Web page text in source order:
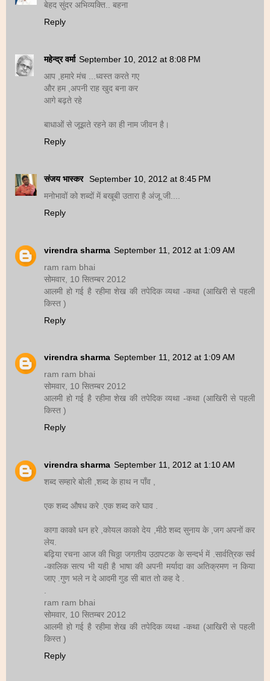
बेहद सुंदर अभिव्यक्ति.. बहना
Reply
महेन्‍द्र वर्मा September 10, 2012 at 8:08 PM
आप ,हमारे मंच ...ध्वस्त करते गए
और हम ,अपनी राह खुद बना कर
आगे बढ़ते रहे
बाधाओं से जूझते रहने का ही नाम जीवन है।
Reply
संजय भास्‍कर September 10, 2012 at 8:45 PM
मनोभावों को शब्दों में बखूबी उतारा है अंजू जी....
Reply
virendra sharma September 11, 2012 at 1:09 AM
ram ram bhai
सोमवार, 10 सितम्बर 2012
आलमी हो गई है रहीमा शेख की तपेदिक व्यथा -कथा (आखिरी से पहली
किस्त )
Reply
virendra sharma September 11, 2012 at 1:09 AM
ram ram bhai
सोमवार, 10 सितम्बर 2012
आलमी हो गई है रहीमा शेख की तपेदिक व्यथा -कथा (आखिरी से पहली
किस्त )
Reply
virendra sharma September 11, 2012 at 1:10 AM
शब्द सम्हारे बोली ,शब्द के हाथ न पाँव ,
एक शब्द औषध करे .एक शब्द करे घाव .
कागा काको धन हरे ,कोयल काको देय ,मीठे शब्द सुनाय के ,जग अपनों कर
लेय.
बढ़िया रचना आज की चिठ्ठा जगतीय उठापटक के सन्दर्भ में .सार्वत्रिक सर्व
-कालिक सत्य भी यही है भाषा की अपनी मर्यादा का अतिक्रमण न किया
जाए .गुण भले न दे आदमी गुड सी बात तो कह दे .
.
ram ram bhai
सोमवार, 10 सितम्बर 2012
आलमी हो गई है रहीमा शेख की तपेदिक व्यथा -कथा (आखिरी से पहली
किस्त )
Reply